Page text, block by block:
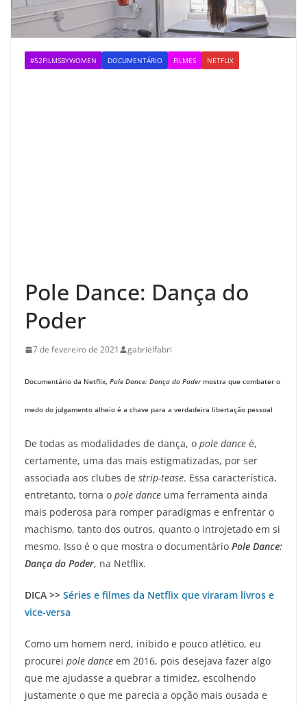
#52FILMSBYWOMEN DOCUMENTÁRIO FILMES NETFLIX
Pole Dance: Dança do
Poder
7 de fevereiro de 2021 gabrielfabri
Documentário da Netflix, Pole Dance: Dança do Podermostra que combater o
medo do julgamento alheio é a chave para a verdadeira libertação pessoal
De todas as modalidades de dança, o pole dance é,
certamente, uma das mais estigmatizadas, por ser
associada aos clubes de strip-tease. Essa característica,
entretanto, torna o pole dance uma ferramenta ainda
mais poderosa para romper paradigmas e enfrentar o
machismo, tanto dos outros, quanto o introjetado em si
mesmo. Isso é o que mostra o documentário Pole Dance:
Dança do Poder, na Netflix.
DICA >> Séries e filmes da Netflix que viraram livros e
vice-versa
Como um homem nerd, inibido e pouco atlético, eu
procurei pole dance em 2016, pois desejava fazer algo
que me ajudasse a quebrar a timidez, escolhendo
justamente o que me parecia a opção mais ousada e